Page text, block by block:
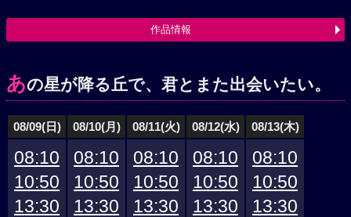
作品情報
あの星が降る丘で、君とまた出会いたい。
08/09(日) 08/10(月) 08/11(火) 08/12(水) 08/13(木)
08:10
10:50
13:30
08:10
10:50
13:30
08:10
10:50
13:30
08:10
10:50
13:30
08:10
10:50
13:30